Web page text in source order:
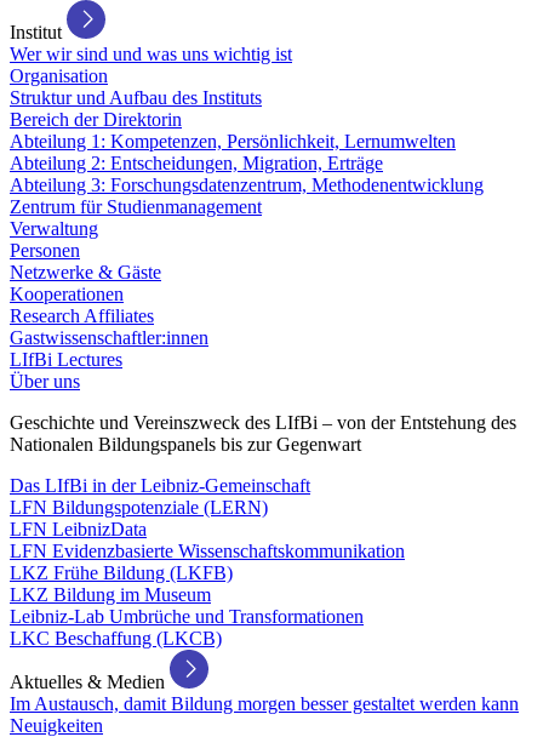
Institut
Wer wir sind und was uns wichtig ist
Organisation
Struktur und Aufbau des Instituts
Bereich der Direktorin
Abteilung 1: Kompetenzen, Persönlichkeit, Lernumwelten
Abteilung 2: Entscheidungen, Migration, Erträge
Abteilung 3: Forschungsdatenzentrum, Methodenentwicklung
Zentrum für Studienmanagement
Verwaltung
Personen
Netzwerke & Gäste
Kooperationen
Research Affiliates
Gastwissenschaftler:innen
LIfBi Lectures
Über uns
Geschichte und Vereinszweck des LIfBi – von der Entstehung des
Nationalen Bildungspanels bis zur Gegenwart
Das LIfBi in der Leibniz-Gemeinschaft
LFN Bildungspotenziale (LERN)
LFN LeibnizData
LFN Evidenzbasierte Wissenschaftskommunikation
LKZ Frühe Bildung (LKFB)
LKZ Bildung im Museum
Leibniz-Lab Umbrüche und Transformationen
LKC Beschaffung (LKCB)
Aktuelles & Medien
Im Austausch, damit Bildung morgen besser gestaltet werden kann
Neuigkeiten